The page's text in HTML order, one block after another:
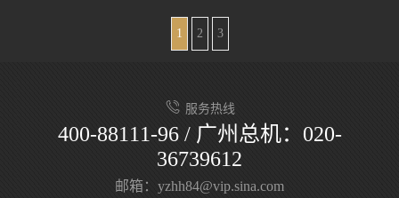
1 2 3
服务热线
400-88111-96 / 广州总机：020-
36739612
邮箱：yzhh84@vip.sina.com